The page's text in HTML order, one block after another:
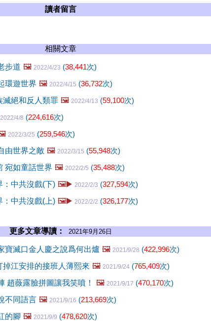
讀者留言
相關文章
步道 🖼️ 2022/4/23 (38,441次)
環遊世界 🖼️ 2022/4/15 (36,732次)
滅絕和反人類罪 🖼️ 2022/4/13 (59,100次)
2022/4/8 (224,616次)
2022/3/25 (259,546次)
由世界之敵 🖼️ 2022/3/15 (55,948次)
宛如童話世界 🖼️ 2022/2/5 (35,488次)
：中共沒戲(下) 🖼️▶️ 2022/2/3 (327,594次)
：中共沒戲(上) 🖼️▶️ 2022/2/2 (326,177次)
更多文章導讀： 2021年9月26日
寶滅口金人慶之說爲何出爐 🖼️ 2021/9/28 (422,996次)
江安排的接班人薄熙來 🖼️ 2021/9/24 (765,409次)
趙薇露臉拼圖讓我笑噴！
🖼️ 2021/9/17 (470,170次)
不同語言 🖼️ 2021/9/16 (213,669次)
的腳 🖼️ 2021/9/9 (478,620次)